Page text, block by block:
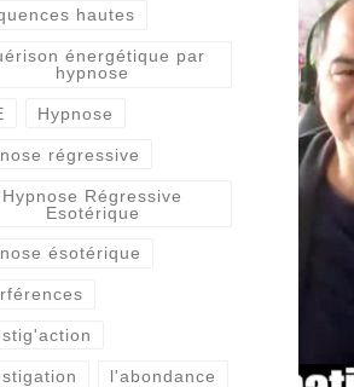
hautes
énergétique par
hypnose
Hypnose
régressive
Hypnose Régressive
Esotérique
ésotérique
l'abondance